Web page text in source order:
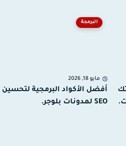
البرمجة
مايو 18, 2026
أفضل الأكواد البرمجية لتحسين
SEO لمدونات بلوجر.